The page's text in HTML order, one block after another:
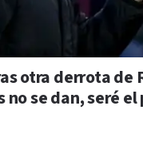
otra derrota de
no se dan, seré